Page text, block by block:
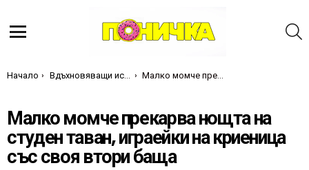
Ти си тук:
Начало Вдъхновяващи истории Малко момче прекарва нощта на студен таван, играейки на криеница със своя втори баща
Малко момче прекарва нощта на
студен таван, играейки на криеница
със своя втори баща